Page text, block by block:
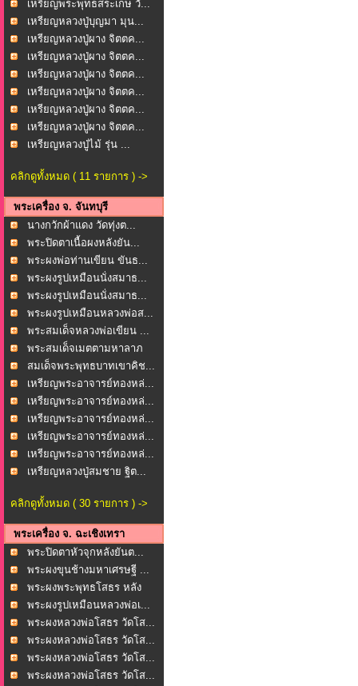
เหรียญพระพุทธสระเกษ วั...
เหรียญหลวงปู่บุญมา มุน...
เหรียญหลวงปู่ผาง จิตตค...
เหรียญหลวงปู่ผาง จิตตค...
เหรียญหลวงปู่ผาง จิตตค...
เหรียญหลวงปู่ผาง จิตตค...
เหรียญหลวงปู่ผาง จิตตค...
เหรียญหลวงปู่ผาง จิตตค...
เหรียญหลวงปู่ไม้ รุ่น ...
คลิกดูทั้งหมด ( 11 รายการ ) ->
พระเครื่อง จ. จันทบุรี
นางกวักผ้าแดง วัดทุ่งต...
พระปิดตาเนื้อผงหลังยัน...
พระผงพ่อท่านเขียน ขันธ...
พระผงรูปเหมือนนั่งสมาธ...
พระผงรูปเหมือนนั่งสมาธ...
พระผงรูปเหมือนหลวงพ่อส...
พระสมเด็จหลวงพ่อเขียน ...
พระสมเด็จเมตตามหาลาภ
ว...
สมเด็จพระพุทธบาทเขาคิช...
เหรียญพระอาจารย์ทองหล่...
เหรียญพระอาจารย์ทองหล่...
เหรียญพระอาจารย์ทองหล่...
เหรียญพระอาจารย์ทองหล่...
เหรียญพระอาจารย์ทองหล่...
เหรียญหลวงปู่สมชาย ฐิต...
คลิกดูทั้งหมด ( 30 รายการ ) ->
พระเครื่อง จ. ฉะเชิงเทรา
พระปิดตาหัวจุกหลังยันต...
พระผงขุนช้างมหาเศรษฐี ...
พระผงพระพุทธโสธร หลัง
ย...
พระผงรูปเหมือนหลวงพ่อเ...
พระผงหลวงพ่อโสธร วัดโส...
พระผงหลวงพ่อโสธร วัดโส...
พระผงหลวงพ่อโสธร วัดโส...
พระผงหลวงพ่อโสธร วัดโส...